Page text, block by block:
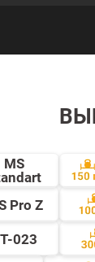
MS
Pro Z
023